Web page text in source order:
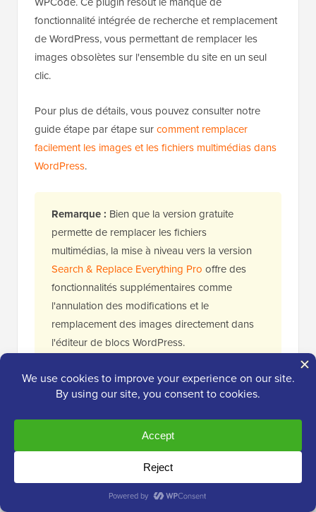
fonctionnalité intégrée de recherche et remplacement
de WordPress, vous permettant de remplacer les
images obsolètes sur l'ensemble du site en un seul
clic.
Pour plus de détails, vous pouvez consulter notre
guide étape par étape surcomment remplacer
facilement les images et les fichiers multimédias dans
WordPress.
Remarque : Bien que la version gratuite
permette de remplacer les fichiers
multimédias, la mise à niveau vers la version
Search & Replace Everything Pro offre des
fonctionnalités supplémentaires comme
l'annulation des modifications et le
remplacement des images directement dans
l'éditeur de blocs WordPress.
Alternativement, vous pouvez mettre à jour en masse
consultez notre tutoriel étape par étape sur
importer des images externes dans WordPress
Medium héberge les images sur son propre